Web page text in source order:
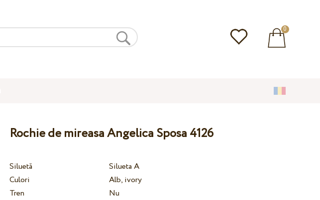
0
Rochie de mireasa Angelica Sposa 4126
Siluetă
Silueta A
Culori
Alb, ivory
Tren
Nu